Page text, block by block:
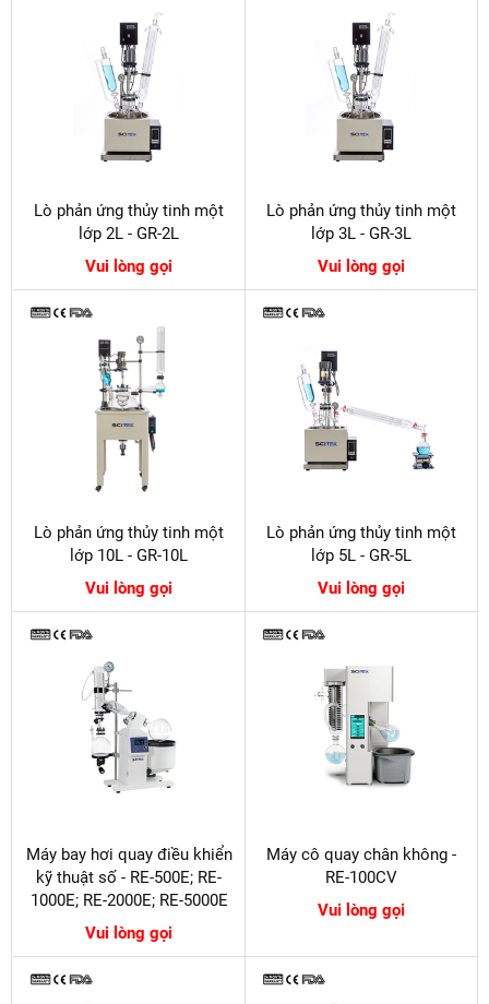
Lò phản ứng thủy tinh một
lớp 2L - GR-2L
Vui lòng gọi
Lò phản ứng thủy tinh một
lớp 3L - GR-3L
Vui lòng gọi
Lò phản ứng thủy tinh một
lớp 10L - GR-10L
Vui lòng gọi
Lò phản ứng thủy tinh một
lớp 5L - GR-5L
Vui lòng gọi
Máy bay hơi quay điều khiển
kỹ thuật số - RE-500E; RE-
1000E; RE-2000E; RE-5000E
Vui lòng gọi
Máy cô quay chân không -
RE-100CV
Vui lòng gọi